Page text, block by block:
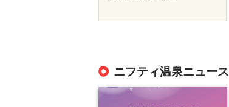
ニフティ温泉ニュース